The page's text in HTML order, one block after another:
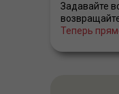
Задавайте
Теперь